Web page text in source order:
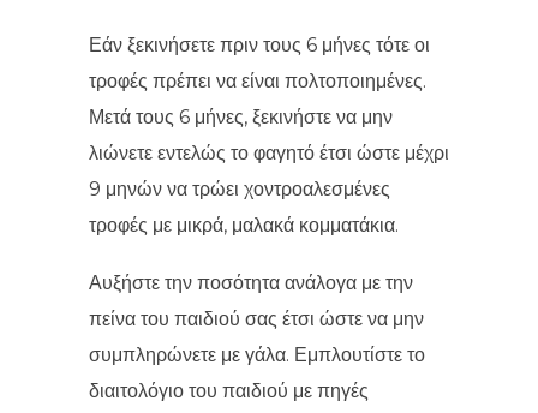
Εάν ξεκινήσετε πριν τους 6 μήνες τότε οι
τροφές πρέπει να είναι πολτοποιημένες.
Μετά τους 6 μήνες, ξεκινήστε να μην
λιώνετε εντελώς το φαγητό έτσι ώστε μέχρι
9 μηνών να τρώει χοντροαλεσμένες
τροφές με μικρά, μαλακά κομματάκια.
Αυξήστε την ποσότητα ανάλογα με την
πείνα του παιδιού σας έτσι ώστε να μην
συμπληρώνετε με γάλα. Εμπλουτίστε το
διαιτολόγιο του παιδιού με πηγές